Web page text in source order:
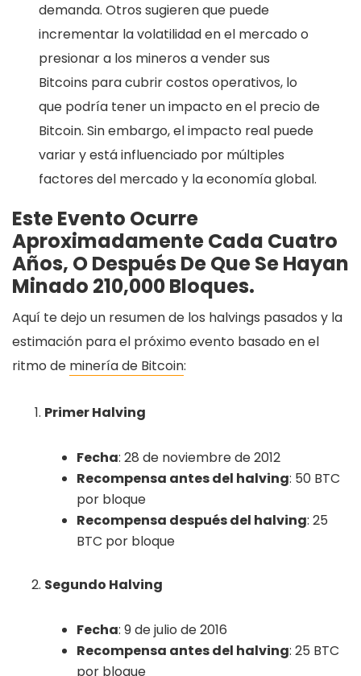
demanda. Otros sugieren que puede
incrementar la volatilidad en el mercado o
presionar a los mineros a vender sus
Bitcoins para cubrir costos operativos, lo
que podría tener un impacto en el precio de
Bitcoin. Sin embargo, el impacto real puede
variar y está influenciado por múltiples
factores del mercado y la economía global.
Este Evento Ocurre
Aproximadamente Cada Cuatro
Años, O Después De Que Se Hayan
Minado 210,000 Bloques.
Aquí te dejo un resumen de los halvings pasados y la
estimación para el próximo evento basado en el
ritmo de minería de Bitcoin:
Primer Halving
Fecha: 28 de noviembre de 2012
Recompensa antes del halving: 50 BTC
por bloque
Recompensa después del halving: 25
BTC por bloque
Segundo Halving
Fecha: 9 de julio de 2016
Recompensa antes del halving: 25 BTC
por bloque